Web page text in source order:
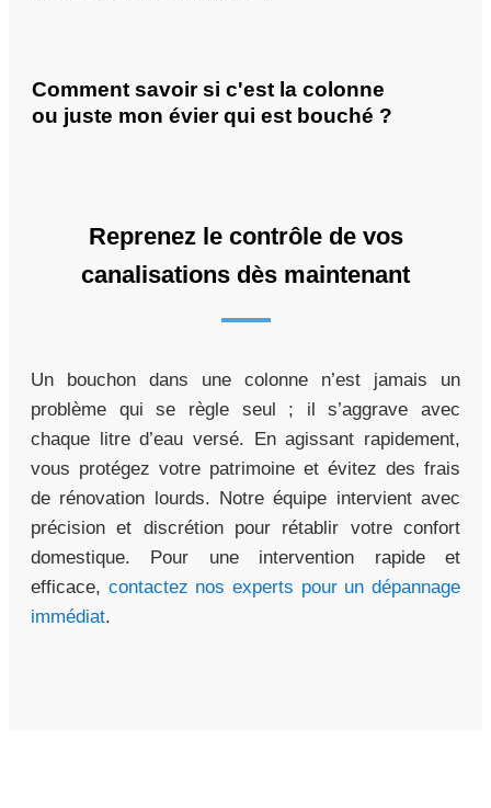
Comment savoir si c'est la colonne
ou juste mon évier qui est bouché ?
Reprenez le contrôle de vos
canalisations dès maintenant
Un bouchon dans une colonne n’est jamais un
problème qui se règle seul ; il s’aggrave avec
chaque litre d’eau versé. En agissant rapidement,
vous protégez votre patrimoine et évitez des frais
de rénovation lourds. Notre équipe intervient avec
précision et discrétion pour rétablir votre confort
domestique. Pour une intervention rapide et
efficace, contactez nos experts pour un dépannage
immédiat.